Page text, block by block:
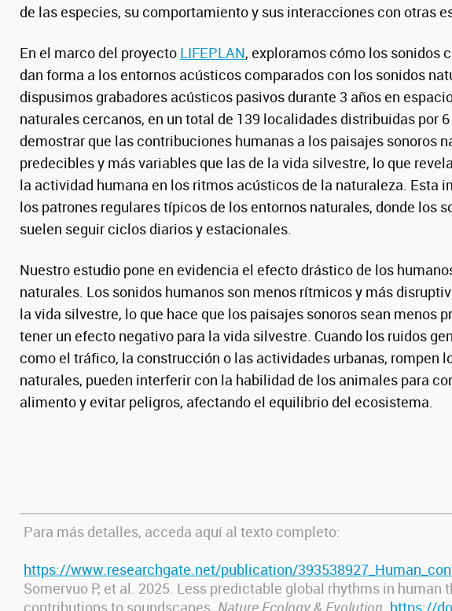
de las especies, su comportamiento y sus interacciones con otras
En el marco del proyecto LIFEPLAN, exploramos cómo los sonidos
dan forma a los entornos acústicos comparados con los sonidos
dispusimos grabadores acústicos pasivos durante 3 años en
naturales cercanos, en un total de 139 localidades distribuidas por
demostrar que las contribuciones humanas a los paisajes sonoros
predecibles y más variables que las de la vida silvestre, lo que
la actividad humana en los ritmos acústicos de la naturaleza. Esta
los patrones regulares típicos de los entornos naturales, donde los
suelen seguir ciclos diarios y estacionales.
Nuestro estudio pone en evidencia el efecto drástico de los
naturales. Los sonidos humanos son menos rítmicos y más
la vida silvestre, lo que hace que los paisajes sonoros sean menos
tener un efecto negativo para la vida silvestre. Cuando los ruidos
como el tráfico, la construcción o las actividades urbanas, rompen
naturales, pueden interferir con la habilidad de los animales para
alimento y evitar peligros, afectando el equilibrio del ecosistema.
Para más detalles, acceda aquí al texto completo:
https://www.researchgate.net/publication/
Somervuo P, et al. 2025. Less predictable global rhythms in human
contributions to soundscapes. Nature Ecology & Evolution. https://